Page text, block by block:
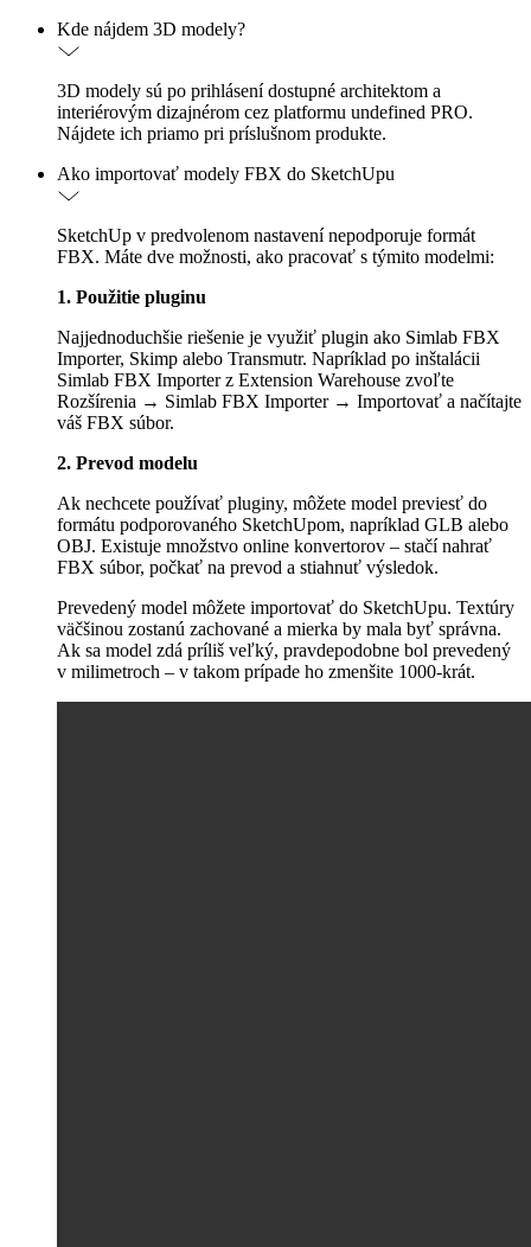
Kde nájdem 3D modely?
3D modely sú po prihlásení dostupné architektom a
interiérovým dizajnérom cez platformu undefined PRO.
Nájdete ich priamo pri príslušnom produkte.
Ako importovať modely FBX do SketchUpu
SketchUp v predvolenom nastavení nepodporuje formát
FBX. Máte dve možnosti, ako pracovať s týmito modelmi:
1. Použitie pluginu
Najjednoduchšie riešenie je využiť plugin ako Simlab FBX
Importer, Skimp alebo Transmutr. Napríklad po inštalácii
Simlab FBX Importer z Extension Warehouse zvoľte
Rozšírenia → Simlab FBX Importer → Importovať a načítajte
váš FBX súbor.
2. Prevod modelu
Ak nechcete používať pluginy, môžete model previesť do
formátu podporovaného SketchUpom, napríklad GLB alebo
OBJ. Existuje množstvo online konvertorov – stačí nahrať
FBX súbor, počkať na prevod a stiahnuť výsledok.
Prevedený model môžete importovať do SketchUpu. Textúry
väčšinou zostanú zachované a mierka by mala byť správna.
Ak sa model zdá príliš veľký, pravdepodobne bol prevedený
v milimetroch – v takom prípade ho zmenšite 1000-krát.